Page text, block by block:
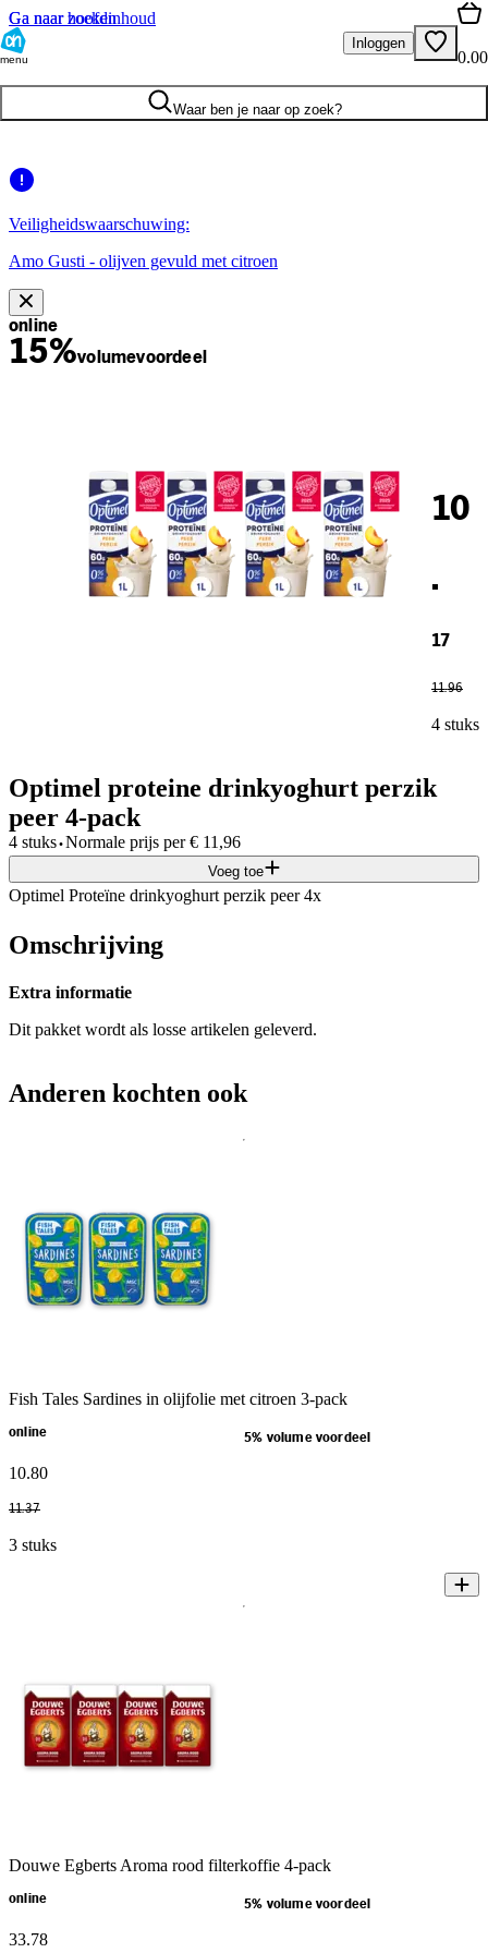
Ga naar hoofdinhoud
Ga naar zoeken
menu
Inloggen
0.00
Waar ben je naar op zoek?
Veiligheidswaarschuwing:
Amo Gusti - olijven gevuld met citroen
online
15%volumevoordeel
10
.
17
11.96
4 stuks
Optimel proteine drinkyoghurt perzik
peer 4-pack
4 stuks·Normale prijs per € 11,96
Voeg toe
Optimel Proteïne drinkyoghurt perzik peer 4x
Omschrijving
Extra informatie
Dit pakket wordt als losse artikelen geleverd.
Anderen kochten ook
Fish Tales Sardines in olijfolie met citroen 3-pack
online 5% volume voordeel
10.80
11.37
3 stuks
Douwe Egberts Aroma rood filterkoffie 4-pack
online 5% volume voordeel
33.78